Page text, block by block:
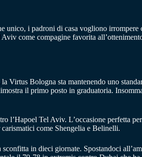
unico, i padroni di casa vogliono
come compagine favorita
Virtus Bologna sta mantenendo uno
il primo posto in graduatoria.
l’Hapoel Tel Aviv. L’occasione perfetta
come Shengelia e Belinelli.
in dieci giornate. Spostandoci